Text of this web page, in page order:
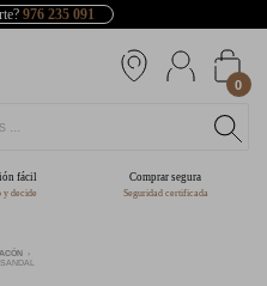
976 235 091
0
fácil
y decide
Comprar segura
Seguridad certificada